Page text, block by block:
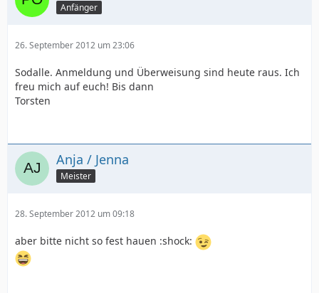
Anfänger
26. September 2012 um 23:06
Sodalle. Anmeldung und Überweisung sind heute raus. Ich
freu mich auf euch! Bis dann
Torsten
Anja / Jenna
Meister
28. September 2012 um 09:18
aber bitte nicht so fest hauen :shock: